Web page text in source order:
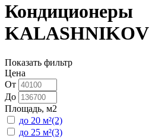
Кондиционеры
KALASHNIKOV
Показать фильтр
Цена
От
До
Площадь, м2
до 20 м²(2)
до 25 м²(3)